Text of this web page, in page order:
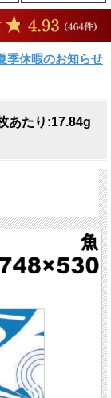
季休暇のお知らせ
あたり:17.84g